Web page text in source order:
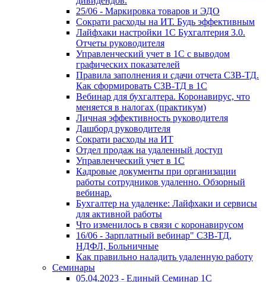
25/06 - Маркировка товаров и ЭДО
Сократи расходы на ИТ. Будь эффективным
Лайфхаки настройки 1С Бухгалтерия 3.0.
Отчеты руководителя
Управленческий учет в 1С с выводом
графических показателей
Правила заполнения и сдачи отчета СЗВ-ТД.
Как сформировать СЗВ-ТД в 1С
Вебинар для бухгалтера. Коронавирус, что
меняется в налогах (практикум)
Личная эффективность руководителя
Дашборд руководителя
Сократи расходы на ИТ
Отдел продаж на удаленный доступ
Управленческий учет в 1С
Кадровые документы при организации
работы сотрудников удаленно. Обзорный
вебинар.
Бухгалтер на удаленке: Лайфхаки и сервисы
для активной работы
Что изменилось в связи с коронавирусом
16/06 - Зарплатный вебинар" СЗВ-ТД,
НДФЛ, Больничные
Как правильно наладить удаленную работу
Семинары
05.04.2023 - Единый Семинар 1С